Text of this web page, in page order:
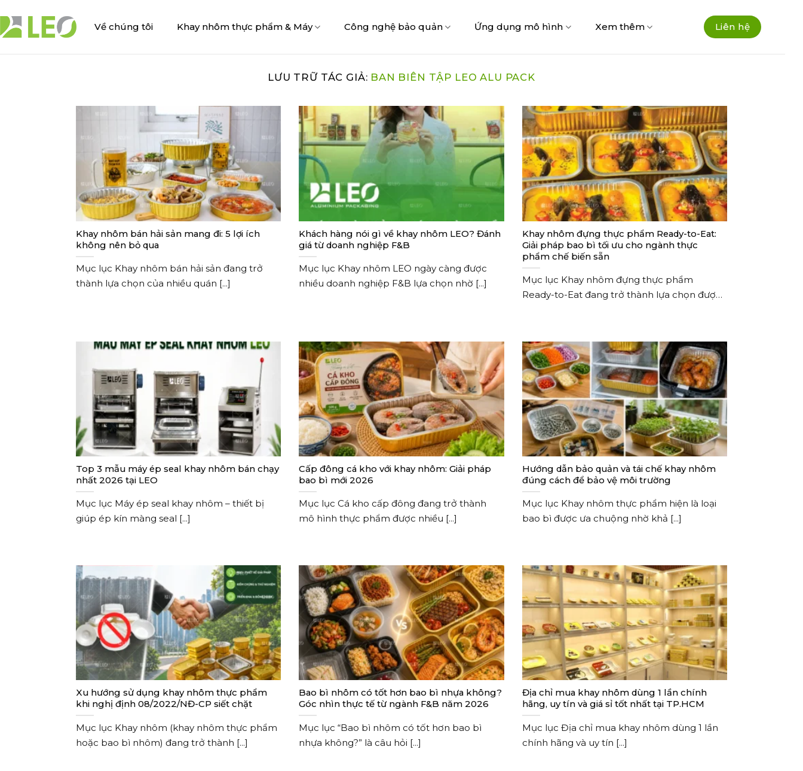
qua
nội
Về chúng tôi Khay nhôm thực phẩm & Máy Công nghệ bảo quản Ứng dụng mô hình Xem thêm Liên hệ
LƯU TRỮ TÁC GIẢ: BAN BIÊN TẬP LEO ALU PACK
Khay nhôm bán hải sản mang đi: 5 lợi ích
không nên bỏ qua
Mục lục Khay nhôm bán hải sản đang trở
thành lựa chọn của nhiều quán [...]
Khách hàng nói gì về khay nhôm LEO? Đánh
giá từ doanh nghiệp F&B
Mục lục Khay nhôm LEO ngày càng được
nhiều doanh nghiệp F&B lựa chọn nhờ [...]
Khay nhôm đựng thực phẩm Ready-to-Eat:
Giải pháp bao bì tối ưu cho ngành thực
phẩm chế biến sẵn
Mục lục Khay nhôm đựng thực phẩm
Ready-to-Eat đang trở thành lựa chọn được
Top 3 mẫu máy ép seal khay nhôm bán chạy
nhất 2026 tại LEO
Mục lục Máy ép seal khay nhôm – thiết bị
giúp ép kín màng seal [...]
Cấp đông cá kho với khay nhôm: Giải pháp
bao bì mới 2026
Mục lục Cá kho cấp đông đang trở thành
mô hình thực phẩm được nhiều [...]
Hướng dẫn bảo quản và tái chế khay nhôm
đúng cách để bảo vệ môi trường
Mục lục Khay nhôm thực phẩm hiện là loại
bao bì được ưa chuộng nhờ khả [...]
Xu hướng sử dụng khay nhôm thực phẩm
khi nghị định 08/2022/NĐ-CP siết chặt
Mục lục Khay nhôm (khay nhôm thực phẩm
hoặc bao bì nhôm) đang trở thành [...]
Bao bì nhôm có tốt hơn bao bì nhựa không?
Góc nhìn thực tế từ ngành F&B năm 2026
Mục lục “Bao bì nhôm có tốt hơn bao bì
nhựa không?” là câu hỏi [...]
Địa chỉ mua khay nhôm dùng 1 lần chính
hãng, uy tín và giá sỉ tốt nhất tại TP.HCM
Mục lục Địa chỉ mua khay nhôm dùng 1 lần
chính hãng và uy tín [...]